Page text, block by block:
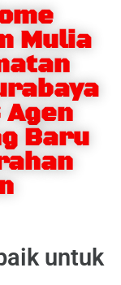
Mulia
Baru
untuk